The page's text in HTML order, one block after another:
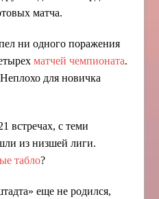
матча.
ни одного поражения
матчей чемпионата.
для новичка
встречах, с теми
из низшей лиги.
табло?
еще не родился,